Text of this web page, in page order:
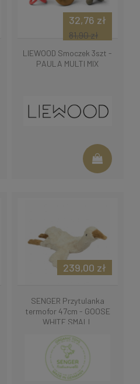
LIEWOOD Smoczek 3szt -
PAULA MULTI MIX
32,76 zł
81,90 zł
SENGER Przytulanka
termofor 47cm - GOOSE
WHITE SMALL
239,00 zł